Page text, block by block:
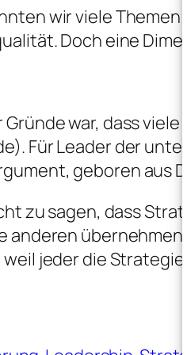
wir viele
Doch eine
Gründe war, dass
Für Leader der
geboren aus
zu sagen, dass
anderen
jeder die Strategie